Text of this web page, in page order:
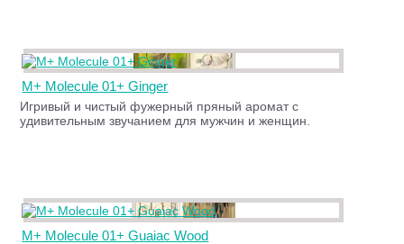
M+ Molecule 01+ Ginger
Игривый и чистый фужерный пряный аромат с
удивительным звучанием для мужчин и женщин.
M+ Molecule 01+ Guaiac Wood